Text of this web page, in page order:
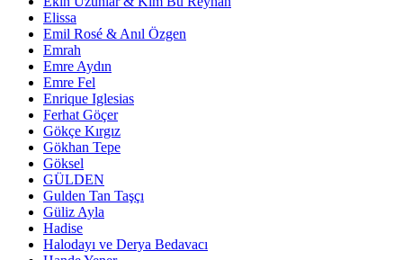
Elissa
Emil Rosé & Anıl Özgen
Emrah
Emre Aydın
Emre Fel
Enrique Iglesias
Ferhat Göçer
Gökçe Kırgız
Gökhan Tepe
Göksel
GÜLDEN
Gulden Tan Taşçı
Güliz Ayla
Hadise
Halodayı ve Derya Bedavacı